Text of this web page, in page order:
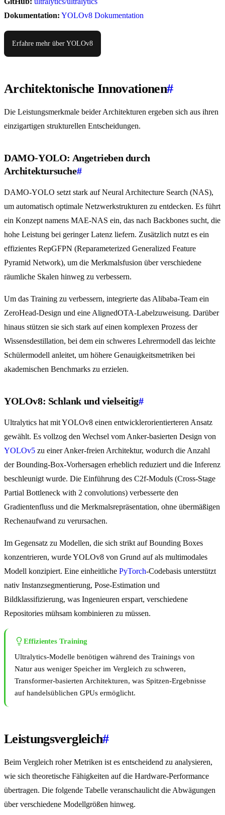
Dokumentation: YOLOv8 Dokumentation
Erfahre mehr über YOLOv8
Architektonische Innovationen#
Die Leistungsmerkmale beider Architekturen ergeben sich aus ihren
einzigartigen strukturellen Entscheidungen.
DAMO-YOLO: Angetrieben durch
Architektursuche#
DAMO-YOLO setzt stark auf Neural Architecture Search (NAS),
um automatisch optimale Netzwerkstrukturen zu entdecken. Es führt
ein Konzept namens MAE-NAS ein, das nach Backbones sucht, die
hohe Leistung bei geringer Latenz liefern. Zusätzlich nutzt es ein
effizientes RepGFPN (Reparameterized Generalized Feature
Pyramid Network), um die Merkmalsfusion über verschiedene
räumliche Skalen hinweg zu verbessern.
Um das Training zu verbessern, integrierte das Alibaba-Team ein
ZeroHead-Design und eine AlignedOTA-Labelzuweisung. Darüber
hinaus stützen sie sich stark auf einen komplexen Prozess der
Wissensdestillation, bei dem ein schweres Lehrermodell das leichte
Schülermodell anleitet, um höhere Genauigkeitsmetriken bei
akademischen Benchmarks zu erzielen.
YOLOv8: Schlank und vielseitig#
Ultralytics hat mit YOLOv8 einen entwicklerorientierteren Ansatz
gewählt. Es vollzog den Wechsel vom Anker-basierten Design von
YOLOv5 zu einer Anker-freien Architektur, wodurch die Anzahl
der Bounding-Box-Vorhersagen erheblich reduziert und die Inferenz
beschleunigt wurde. Die Einführung des C2f-Moduls (Cross-Stage
Partial Bottleneck with 2 convolutions) verbesserte den
Gradientenfluss und die Merkmalsrepräsentation, ohne übermäßigen
Rechenaufwand zu verursachen.
Im Gegensatz zu Modellen, die sich strikt auf Bounding Boxes
konzentrieren, wurde YOLOv8 von Grund auf als multimodales
Modell konzipiert. Eine einheitliche PyTorch-Codebasis unterstützt
nativ Instanzsegmentierung, Pose-Estimation und
Bildklassifizierung, was Ingenieuren erspart, verschiedene
Repositories mühsam kombinieren zu müssen.
Effizientes Training
Ultralytics-Modelle benötigen während des Trainings von
Natur aus weniger Speicher im Vergleich zu schweren,
Transformer-basierten Architekturen, was Spitzen-Ergebnisse
auf handelsüblichen GPUs ermöglicht.
Leistungsvergleich#
Beim Vergleich roher Metriken ist es entscheidend zu analysieren,
wie sich theoretische Fähigkeiten auf die Hardware-Performance
übertragen. Die folgende Tabelle veranschaulicht die Abwägungen
über verschiedene Modellgrößen hinweg.